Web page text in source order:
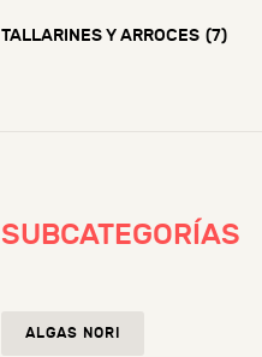
TALLARINES Y ARROCES (7)
SUBCATEGORÍAS
ALGAS NORI